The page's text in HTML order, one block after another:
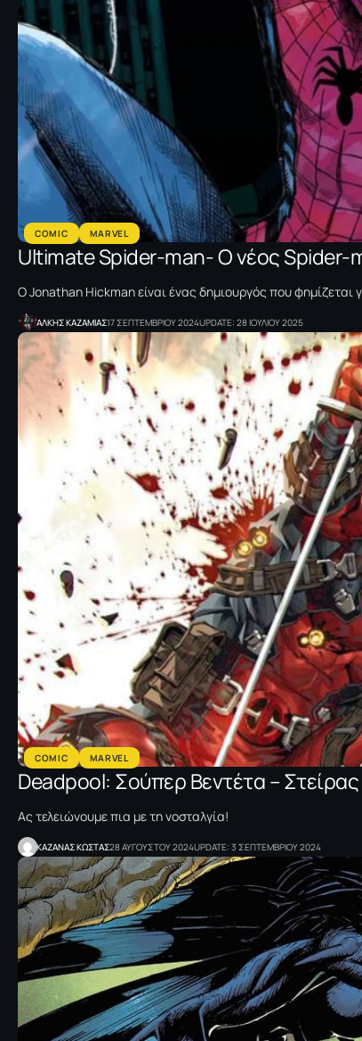
COMIC MARVEL
Ultimate Spider-man- Ο νέος Spider-
Ο Jonathan Hickman είναι ένας δημιουργός που φημίζεται
ΑΛΚΗΣ ΚΑΖΑΜΙΑΣ17 ΣΕΠΤΕΜΒΡΙΟΥ 2024UPDATE: 28 ΙΟΥΛΙΟΥ 2025
COMIC MARVEL
Deadpool: Σούπερ Βεντέτα –
Ας τελειώνουμε πια με τη νοσταλγία!
ΚΑΖΑΝΑΣ KΩΣΤΑΣ28 ΑΥΓΟΥΣΤΟΥ 2024UPDATE: 3 ΣΕΠΤΕΜΒΡΙΟΥ 2024